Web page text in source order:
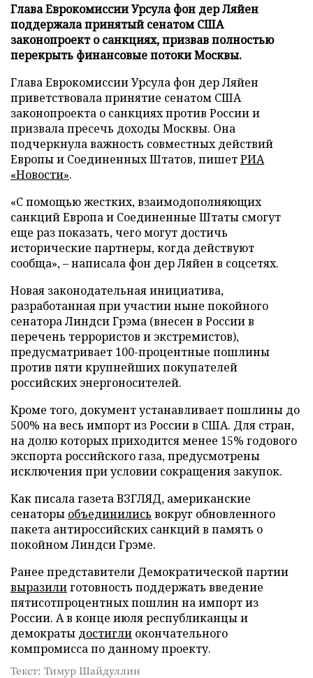
Глава Еврокомиссии Урсула фон дер Ляйен
поддержала принятый сенатом США
законопроект о санкциях, призвав полностью
перекрыть финансовые потоки Москвы.
Глава Еврокомиссии Урсула фон дер Ляйен
приветствовала принятие сенатом США
законопроекта о санкциях против России и
призвала пресечь доходы Москвы. Она
подчеркнула важность совместных действий
Европы и Соединенных Штатов, пишетРИА
«Новости».
«С помощью жестких, взаимодополняющих
санкций Европа и Соединенные Штаты смогут
еще раз показать, чего могут достичь
исторические партнеры, когда действуют
сообща», – написала фон дер Ляйен в соцсетях.
Новая законодательная инициатива,
разработанная при участии ныне покойного
сенатора Линдси Грэма (внесен в России в
перечень террористов и экстремистов),
предусматривает 100-процентные пошлины
против пяти крупнейших покупателей
российских энергоносителей.
Кроме того, документ устанавливает пошлины до
500% на весь импорт из России в США. Для стран,
на долю которых приходится менее 15% годового
экспорта российского газа, предусмотрены
исключения при условии сокращения закупок.
Как писала газета ВЗГЛЯД, американские
сенаторы объединились вокруг обновленного
пакета антироссийских санкций в память о
покойном Линдси Грэме.
Ранее представители Демократической партии
выразилиготовность поддержать введение
пятисотпроцентных пошлин на импорт из
России. А в конце июля республиканцы и
демократы достигли окончательного
компромисса по данному проекту.
Текст: Тимур Шайдуллин